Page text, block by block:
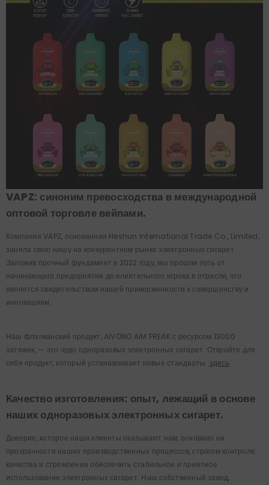
VAPZ: синоним превосходства в международной
оптовой торговле вейпами.
Компания VAPZ, основанная Heshun International Trade Co., Limited,
заняла свою нишу на конкурентном рынке электронных сигарет.
Заложив прочный фундамент в 2022 году, мы прошли путь от
начинающего предприятия до влиятельного игрока в отрасли, что
является свидетельством нашей приверженности к совершенству и
инновациям.
Наш флагманский продукт, AIVONO AIM FREAK с ресурсом 13000
затяжек, — это чудо одноразовых электронных сигарет. Откройте для
себя продукт, который устанавливает новые стандарты. здесь.
Качество изготовления: опыт, лежащий в основе
наших одноразовых электронных сигарет.
Доверие, которое наши клиенты оказывают нам, основано на
прозрачности наших производственных процессов, строгом контроле
качества и стремлении обеспечить стабильное и приятное
использование электронных сигарет. Наш собственный завод,